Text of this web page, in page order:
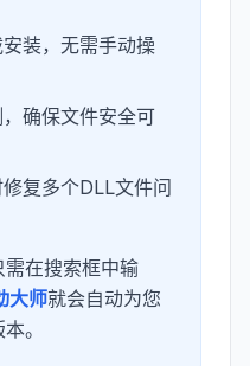
装，无需手动操
确保文件安全可
复多个DLL文件问
需在搜索框中输
大师就会自动为您
。